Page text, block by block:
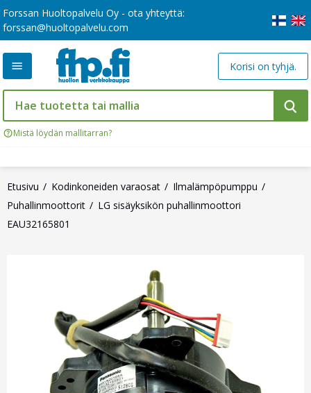
Forssan Huoltopalvelu Oy - ota yhteyttä:
forssan@huoltopalvelu.com
Mistä löydän mallitarran?
Korisi on tyhjä.
Etusivu Kodinkoneiden varaosat
Ilmalämpöpumppu
Puhallinmoottorit
LG sisäyksikön puhallinmoottori
EAU32165801